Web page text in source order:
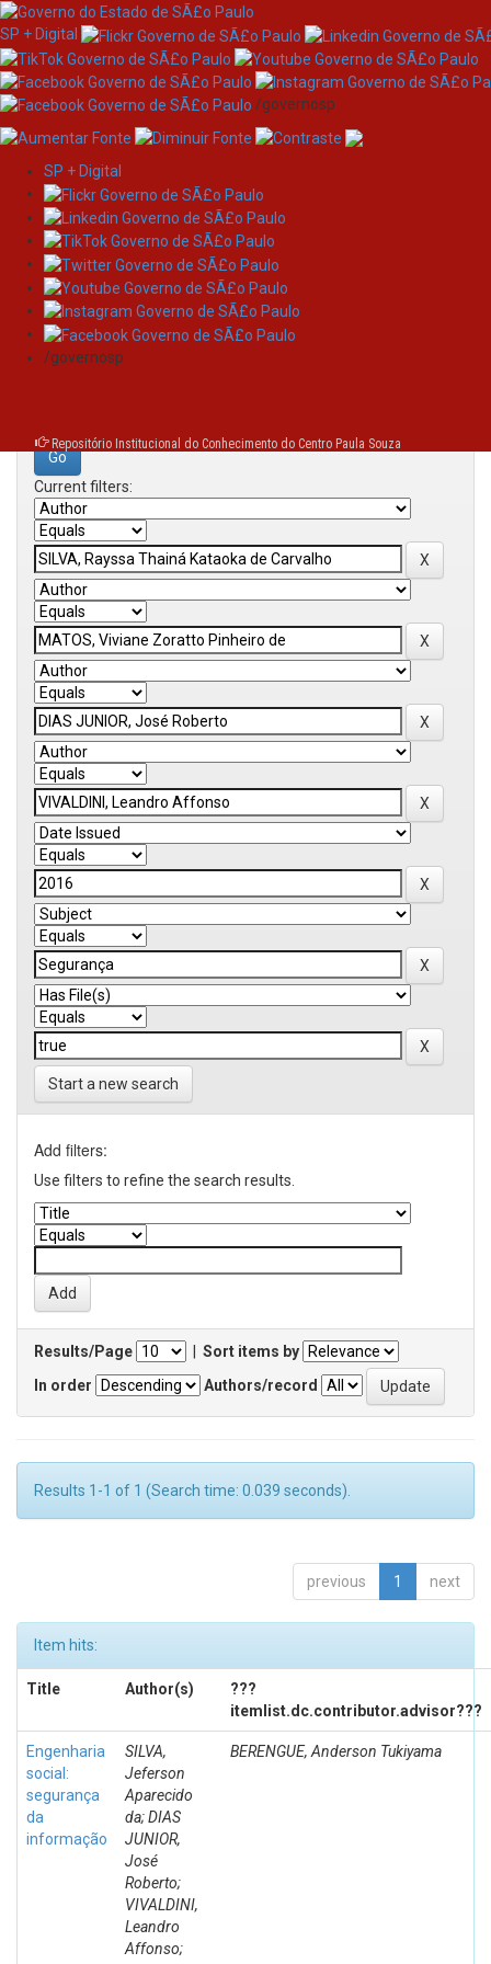
Skip
navigation
SP + Digital
/governosp
SP + Digital
/governosp
Repositório Institucional do Conhecimento do Centro Paula Souza
Search
Search:
Current filters:
Start a new search
Add filters:
Use filters to refine the search results.
Results/Page
Sort items by
In order
Authors/record
Results 1-1 of 1 (Search time: 0.039 seconds).
previous 1 next
Item hits:
Title Author(s)
???
itemlist.dc.contributor.advisor???
Engenharia
social:
segurança
da
informação
SILVA,
Jeferson
Aparecido
da; DIAS
JUNIOR,
José
Roberto;
VIVALDINI,
Leandro
Affonso;
BERENGUE, Anderson Tukiyama